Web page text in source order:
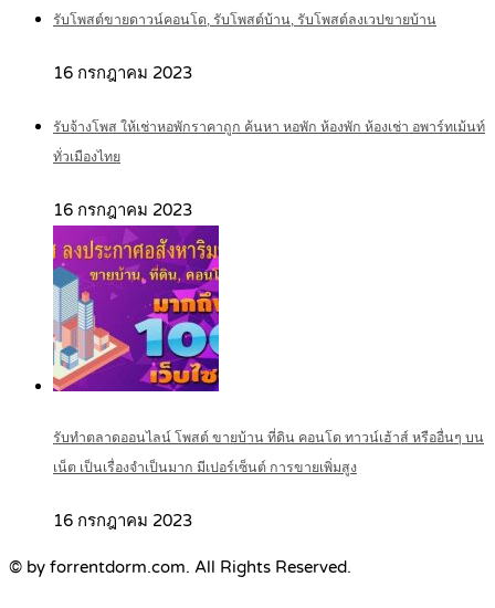
รับโพสต์ขายดาวน์คอนโด, รับโพสต์บ้าน, รับโพสต์ลงเวปขายบ้าน
16 กรกฎาคม 2023
รับจ้างโพส ให้เช่าหอพักราคาถูก ค้นหา หอพัก ห้องพัก ห้องเช่า อพาร์ทเม้นท์
ทั่วเมืองไทย
16 กรกฎาคม 2023
รับทำตลาดออนไลน์ โพสต์ ขายบ้าน ที่ดิน คอนโด ทาวน์เฮ้าส์ หรืออื่นๆ บน
เน็ต เป็นเรื่องจำเป็นมาก มีเปอร์เซ็นต์ การขายเพิ่มสูง
16 กรกฎาคม 2023
© by forrentdorm.com. All Rights Reserved.